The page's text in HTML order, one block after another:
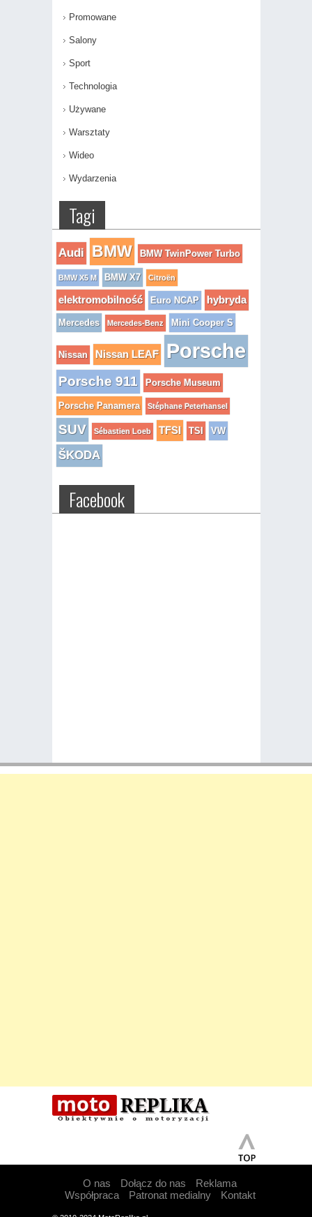
Promowane
Salony
Sport
Technologia
Używane
Warsztaty
Wideo
Wydarzenia
Tagi
Audi BMW BMW TwinPower Turbo
BMW X5 M BMW X7 Citroën
elektromobilność Euro NCAP hybryda
Mercedes Mercedes-Benz Mini Cooper S
Nissan Nissan LEAF Porsche
Porsche 911 Porsche Museum
Porsche Panamera Stéphane Peterhansel
SUV Sébastien Loeb TFSI TSI VW
ŠKODA
Facebook
O nas Dołącz do nas
Reklama
Współpraca
Patronat medialny Kontakt